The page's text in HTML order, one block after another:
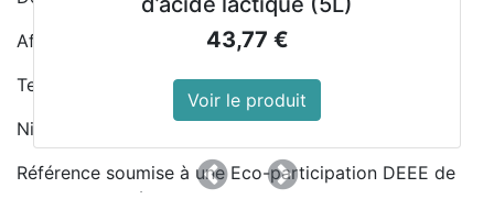
Affichage digital de la température
Température ambiante maxi : 30°C
Niveau sonore : 38,6dB
Référence soumise à une Eco-participation DEEE de
5,07€ par unité vendue
43,77 €
Voir le produit
PrécedentSuivant